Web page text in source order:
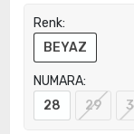
Renk:
BEYAZ
NUMARA:
28
29